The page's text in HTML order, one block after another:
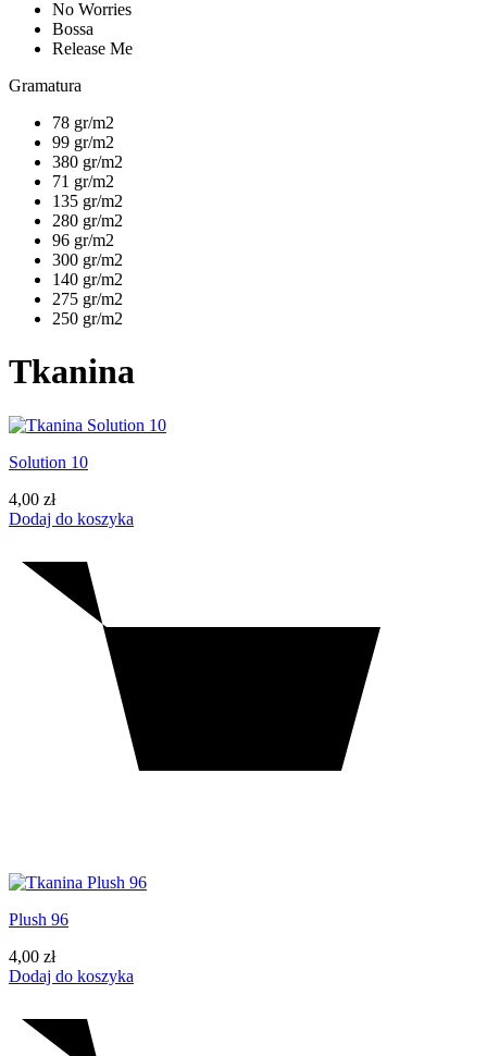
No Worries
Bossa
Release Me
Gramatura
78 gr/m2
99 gr/m2
380 gr/m2
71 gr/m2
135 gr/m2
280 gr/m2
96 gr/m2
300 gr/m2
140 gr/m2
275 gr/m2
250 gr/m2
Tkanina
Solution 10
4,00 zł
Dodaj do koszyka
Plush 96
4,00 zł
Dodaj do koszyka